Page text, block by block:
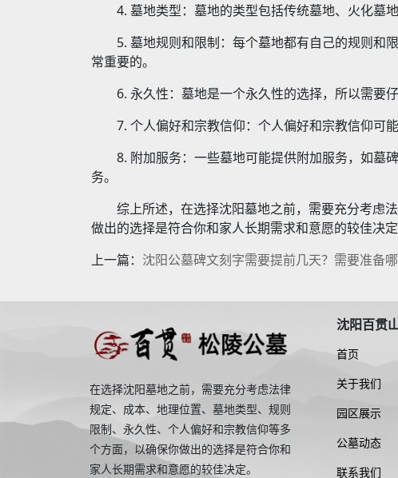
4. 墓地类型：墓地的类型包括传统墓地、火化墓
5. 墓地规则和限制：每个墓地都有自己的规则和
常重要的。
6. 永久性：墓地是一个永久性的选择，所以需要
7. 个人偏好和宗教信仰：个人偏好和宗教信仰可
8. 附加服务：一些墓地可能提供附加服务，如墓
务。
综上所述，在选择沈阳墓地之前，需要充分考虑
做出的选择是符合你和家人长期需求和意愿的较佳决定
上一篇： 沈阳公墓碑文刻字需要提前几天？需要准备哪
在选择沈阳墓地之前，需要充分考虑法律
规定、成本、地理位置、墓地类型、规则
限制、永久性、个人偏好和宗教信仰等多
个方面，以确保你做出的选择是符合你和
家人长期需求和意愿的较佳决定。
沈阳百贯
首页
关于我们
园区展示
公墓动态
联系我们